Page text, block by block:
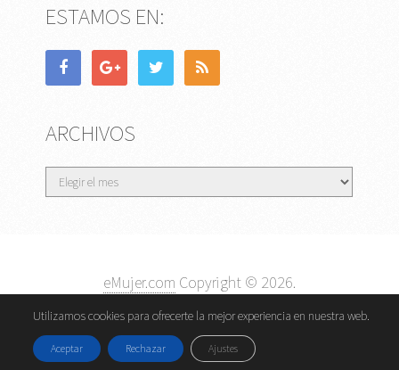
ESTAMOS EN:
ARCHIVOS
Archivos
eMujer.com Copyright © 2026.
Contactar
|| Datos Legales y Privacidad
Política de
Cookies
Utilizamos cookies para ofrecerte la mejor experiencia en nuestra web.
Aceptar Rechazar Ajustes